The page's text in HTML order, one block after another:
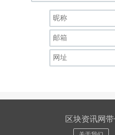
区块资讯网